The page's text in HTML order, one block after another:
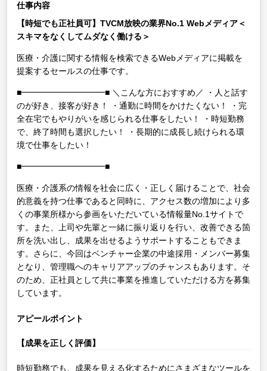
仕事内容
【時短でも正社員可】TVCM放映の業界No.1 Webメディア＜
スキマをなくしてムダなく働ける＞
医療・介護に関する情報を検索できるWebメディアに掲載を
提案するセールスの仕事です。
■━━━━━━━━━━■ ＼こんな方におすすめ／
・人と話す
のが好き、接客が好き！
・通勤に時間をかけたくない！
・完
全在宅でもやりがいを感じられる仕事をしたい！
・時短勤務
で、終了時間も選択したい！
・長期的に成長し続けられる環
境で仕事をしたい！
■━━━━━━━━━━■
医療・介護系の情報を社会に広く・正しく届けることで、社会
的意義を持つ仕事であると同時に、アクセス数の増加により多
くの事業所様から参画をいただいている情報量No.1サイトで
す。また、上司や先輩と一緒に振り返りを行い、改善できる箇
所を洗い出し、成果を出せるようサポートすることもできま
す。さらに、今回はベンチャー企業の中途採用・メンバー募集
となり、管理職へのキャリアアップのチャンスもあります。そ
のため、正社員として共に事業を推進していただける方を募集
しています。
アピールポイント
【成果を正しく評価】
時短勤務でも、成果を見える化するためにさまざまなツールを